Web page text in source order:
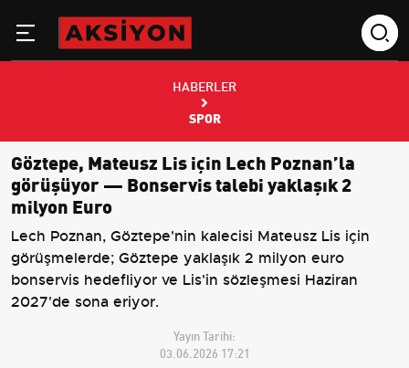
HABERLER
SPOR
Göztepe, Mateusz Lis için Lech Poznan’la
görüşüyor — Bonservis talebi yaklaşık 2
milyon Euro
Lech Poznan, Göztepe'nin kalecisi Mateusz Lis için
görüşmelerde; Göztepe yaklaşık 2 milyon euro
bonservis hedefliyor ve Lis'in sözleşmesi Haziran
2027'de sona eriyor.
Yayın Tarihi:
03.06.2026 17:21